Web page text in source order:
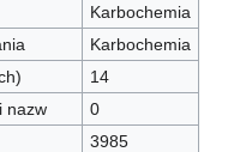
Karbochemia
Karbochemia
14
nazw
0
3985